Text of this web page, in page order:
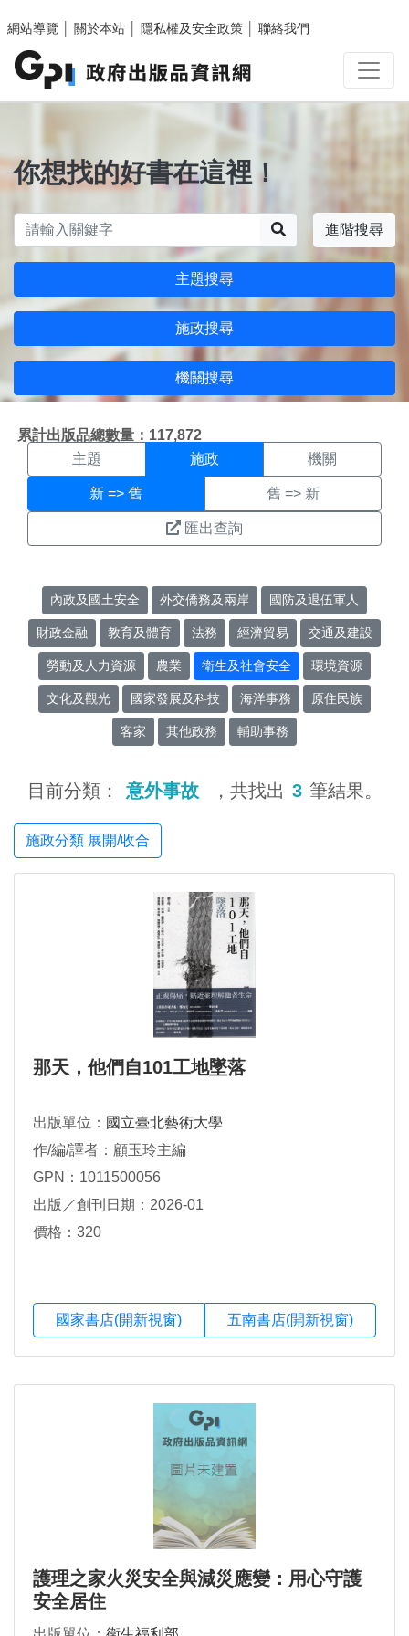
網站導覽
關於本站 隱私權及安全政策 聯絡我們
你想找的好書在這裡！
進階搜尋
主題搜尋
施政搜尋
機關搜尋
累計出版品總數量：117,872
施政搜尋結果頁面
主題 施政 機關
新 => 舊 舊 => 新
匯出查詢
內政及國土安全 外交僑務及兩岸 國防及退伍軍人
財政金融 教育及體育 法務 經濟貿易 交通及建設
勞動及人力資源 農業 衛生及社會安全 環境資源
文化及觀光 國家發展及科技 海洋事務 原住民族
客家 其他政務 輔助事務
目前分類： 意外事故 ，共找出 3 筆結果。
施政分類 展開/收合
那天，他們自101工地墜落
出版單位： 國立臺北藝術大學
作/編/譯者：顧玉玲主編
GPN：1011500056
出版／創刊日期：2026-01
價格：320
國家書店(開新視窗) 五南書店(開新視窗)
護理之家火災安全與減災應變：用心守護
安全居住